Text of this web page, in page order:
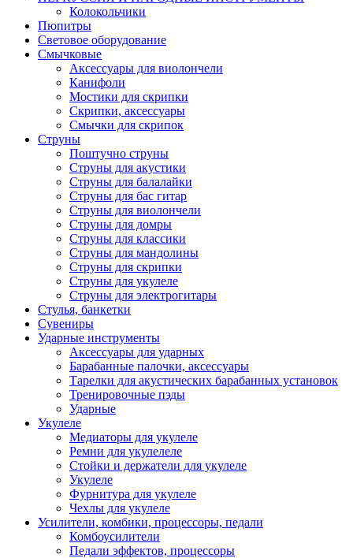
Колокольчики
Пюпитры
Световое оборудование
Смычковые
Аксессуары для виолончели
Канифоли
Мостики для скрипки
Скрипки, аксессуары
Смычки для скрипок
Струны
Поштучно струны
Струны для акустики
Струны для балалайки
Струны для бас гитар
Струны для виолончели
Струны для домры
Струны для классики
Струны для мандолины
Струны для скрипки
Струны для укулеле
Струны для электрогитары
Стулья, банкетки
Сувениры
Ударные инструменты
Аксессуары для ударных
Барабанные палочки, аксессуары
Тарелки для акустических барабанных установок
Тренировочные пэды
Ударные
Укулеле
Медиаторы для укулеле
Ремни для укулелеле
Стойки и держатели для укулеле
Укулеле
Фурнитура для укулеле
Чехлы для укулеле
Усилители, комбики, процессоры, педали
Комбоусилители
Педали эффектов, процессоры